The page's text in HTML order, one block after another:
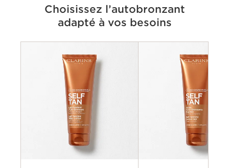
Choisissez l’autobronzant
adapté à vos besoins
Ingrédients clés